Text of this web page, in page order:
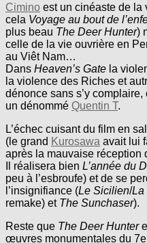
Cimino est un cinéaste de la
cela Voyage au bout de
plus beau The Deer Hunter)
celle de la vie ouvrière en
au Viêt Nam…
Dans Heaven’s Gate la
la violence des Riches et
dénonce sans s’y
un dénommé Quentin T.
L’échec cuisant du film en
(le grand Kurosawa avait lui
après la mauvaise réception
Il réalisera bien L’année du
peu à l’esbroufe) et de se
l’insignifiance (Le Sicilien/La
remake) et The Sunchaser).
Reste que The Deer Hunter
œuvres monumentales du